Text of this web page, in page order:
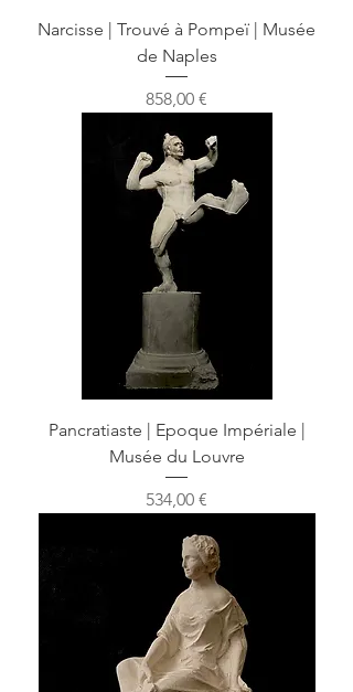
Narcisse | Trouvé à Pompeï | Musée
de Naples
Prix
858,00 €
Pancratiaste | Epoque Impériale |
Musée du Louvre
Prix
534,00 €